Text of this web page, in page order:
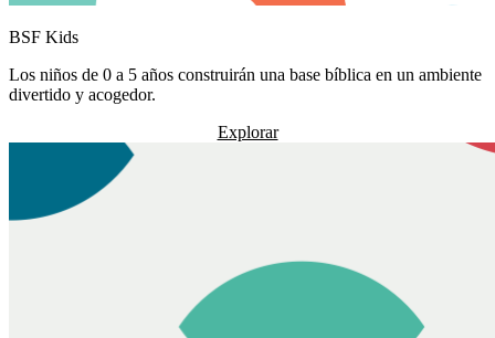
BSF Kids
Los niños de 0 a 5 años construirán una base bíblica en un ambiente
divertido y acogedor.
Explorar